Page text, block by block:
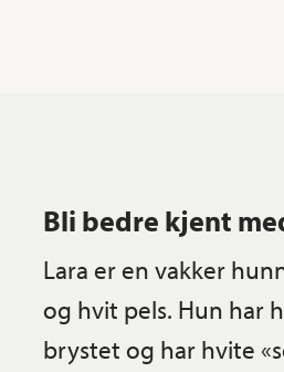
Bli bedre kjent
Lara er en vakker
og hvit pels. Hun har
brystet og har hvite